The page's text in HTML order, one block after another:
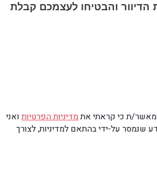
הדיוור והבטיחו לעצמכם קבלת
מאשר/ת כי קראתי אתמדיניות הפרטיותואני
שנמסר על-ידי בהתאם למדיניות, לצורך